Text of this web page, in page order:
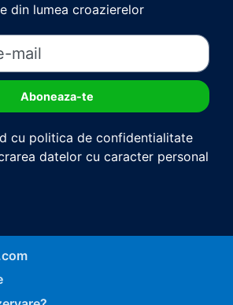
din lumea croazierelor
cu politica de confidentialitate
datelor cu caracter personal